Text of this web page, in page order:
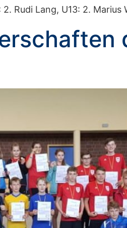
Rudi Lang, U13: 2.